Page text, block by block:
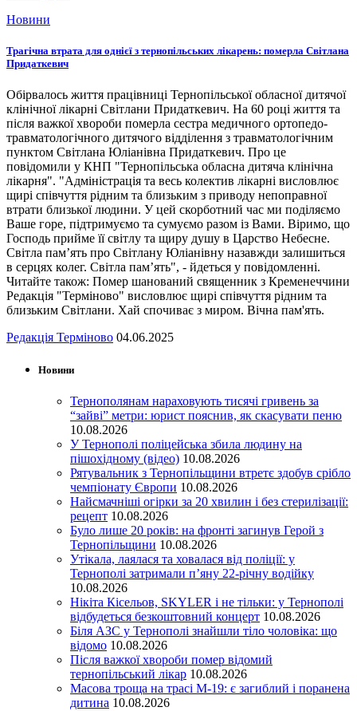
Новини
Трагічна втрата для однієї з тернопільських лікарень: померла Світлана
Придаткевич
Обірвалось життя працівниці Тернопільської обласної дитячої
клінічної лікарні Світлани Придаткевич. На 60 році життя та
після важкої хвороби померла сестра медичного ортопедо-
травматологічного дитячого відділення з травматологічним
пунктом Світлана Юліанівна Придаткевич. Про це
повідомили у КНП "Тернопільська обласна дитяча клінічна
лікарня". "Адміністрація та весь колектив лікарні висловлює
щирі співчуття рідним та близьким з приводу непоправної
втрати близької людини. У цей скорботний час ми поділяємо
Ваше горе, підтримуємо та сумуємо разом із Вами. Віримо, що
Господь прийме її світлу та щиру душу в Царство Небесне.
Світла пам’ять про Світлану Юліанівну назавжди залишиться
в серцях колег. Світла пам’ять", - йдеться у повідомленні.
Читайте також: Помер шанований священник з Кременеччини
Редакція "Терміново" висловлює щирі співчуття рідним та
близьким Світлани. Хай спочиває з миром. Вічна пам'ять.
Редакція Терміново 04.06.2025
Новини
Тернополянам нараховують тисячі гривень за
“зайві” метри: юрист пояснив, як скасувати пеню
10.08.2026
У Тернополі поліцейська збила людину на
пішохідному (відео) 10.08.2026
Рятувальник з Тернопільщини втретє здобув срібло
чемпіонату Європи 10.08.2026
Найсмачніші огірки за 20 хвилин і без стерилізації:
рецепт 10.08.2026
Було лише 20 років: на фронті загинув Герой з
Тернопільщини 10.08.2026
Утікала, лаялася та ховалася від поліції: у
Тернополі затримали п’яну 22-річну водійку
10.08.2026
Нікіта Кісельов, SKYLER і не тільки: у Тернополі
відбудеться безкоштовний концерт 10.08.2026
Біля АЗС у Тернополі знайшли тіло чоловіка: що
відомо 10.08.2026
Після важкої хвороби помер відомий
тернопільський лікар 10.08.2026
Масова троща на трасі М-19: є загиблий і поранена
дитина 10.08.2026